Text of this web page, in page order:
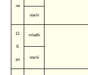
ne
starší
12.
8.
po
mladší
starší